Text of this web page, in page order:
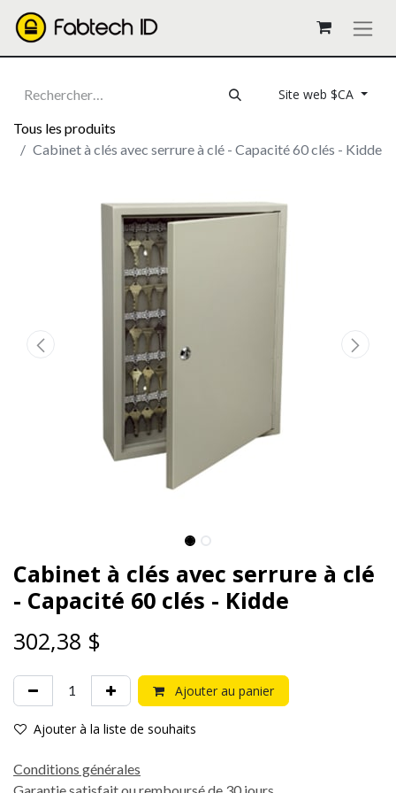
Site web $CA
Tous les produits
Cabinet à clés avec serrure à clé - Capacité 60 clés - Kidde
Cabinet à clés avec serrure à clé
- Capacité 60 clés - Kidde
302,38 $
Ajouter au panier
Ajouter à la liste de souhaits
Conditions générales
Garantie satisfait ou remboursé de 30 jours